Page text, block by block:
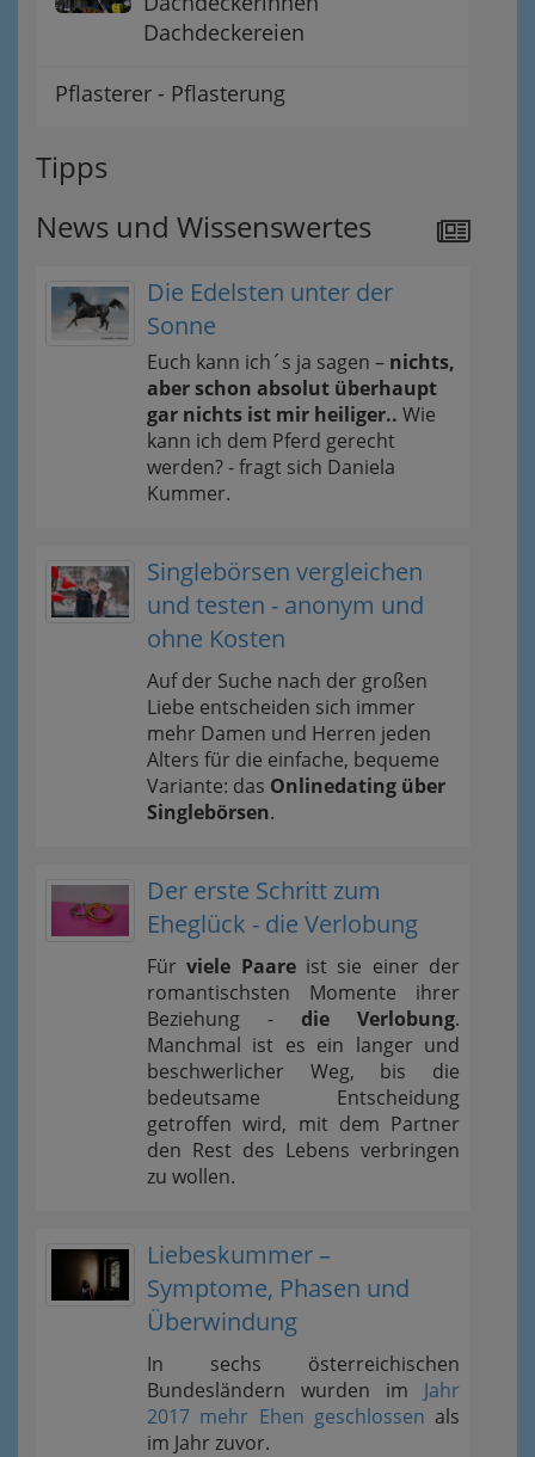
Dachdeckereien
Pflasterer - Pflasterung
Tipps
News und Wissenswertes
Die Edelsten unter der
Sonne
Euch kann ich´s ja sagen – nichts,
aber schon absolut überhaupt
gar nichts ist mir heiliger.. Wie
kann ich dem Pferd gerecht
werden? - fragt sich Daniela
Kummer.
Singlebörsen vergleichen
und testen - anonym und
ohne Kosten
Auf der Suche nach der großen
Liebe entscheiden sich immer
mehr Damen und Herren jeden
Alters für die einfache, bequeme
Variante: das Onlinedating über
Singlebörsen.
Der erste Schritt zum
Eheglück - die Verlobung
Fürviele Paareist sie einer der
romantischsten Momente ihrer
Beziehung - die Verlobung.
Manchmal ist es ein langer und
beschwerlicher Weg, bis die
bedeutsame Entscheidung
getroffen wird, mit dem Partner
den Rest des Lebens verbringen
zu wollen.
Liebeskummer –
Symptome, Phasen und
Überwindung
In sechs österreichischen
Bundesländern wurden im Jahr
2017 mehr Ehen geschlossen als
im Jahr zuvor.